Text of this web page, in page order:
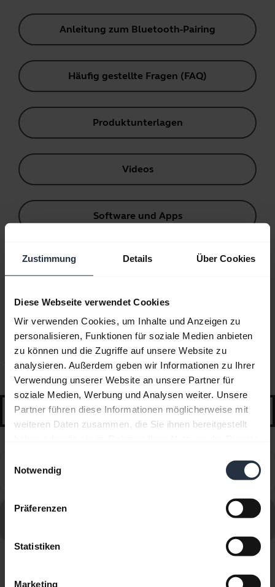
Zustimmung Details Über Cookies
Diese Webseite verwendet Cookies
Wir verwenden Cookies, um Inhalte und Anzeigen zu
personalisieren, Funktionen für soziale Medien anbieten
zu können und die Zugriffe auf unsere Website zu
analysieren. Außerdem geben wir Informationen zu Ihrer
Verwendung unserer Website an unsere Partner für
soziale Medien, Werbung und Analysen weiter. Unsere
Partner führen diese Informationen möglicherweise mit
weiteren Daten zusammen, die Sie ihnen bereitgestellt
Notwendig
Präferenzen
Statistiken
Marketing
Anleitung zum Bluetooth-Pairing
Häufig gestellte Fragen (FAQ)
Produktunterlagen
Videos
Software und Apps
Kompatibilitätsleitfaden
Häufig gestellte Fragen (FAQ)
Ausgewählte Anleitungen und Tipps für die ersten
Schritte
search
Can I use the supplied USB charging cable as an
audio cable?
chevron_right
Alle häufig gestellten Fragen (FAQs) für Jabra Active